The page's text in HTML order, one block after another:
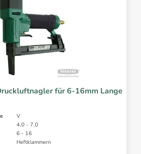
für 6-16mm Lange
V
4,0 - 7,0
6 - 16
Heftklammern